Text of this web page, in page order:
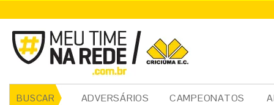
BUSCAR ADVERSÁRIOS CAMPEONATOS